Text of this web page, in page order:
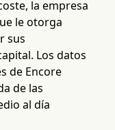
la empresa
le otorga
sus
Los datos
de Encore
de las
al día